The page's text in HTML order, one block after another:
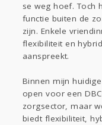
se weg hoef. Toch
functie buiten de
zijn. Enkele
flexibiliteit en
aanspreekt.
Binnen mijn
open voor een
zorgsector, maar
biedt flexibiliteit,